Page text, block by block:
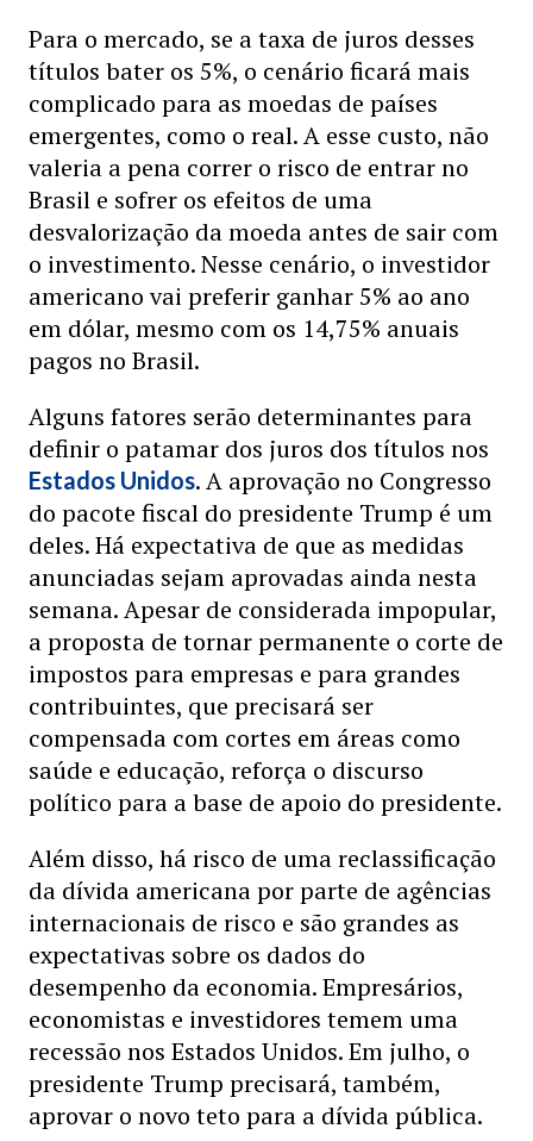
Para o mercado, se a taxa de juros desses
títulos bater os 5%, o cenário ficará mais
complicado para as moedas de países
emergentes, como o real. A esse custo, não
valeria a pena correr o risco de entrar no
Brasil e sofrer os efeitos de uma
desvalorização da moeda antes de sair com
o investimento. Nesse cenário, o investidor
americano vai preferir ganhar 5% ao ano
em dólar, mesmo com os 14,75% anuais
pagos no Brasil.
Alguns fatores serão determinantes para
definir o patamar dos juros dos títulos nos
Estados Unidos. A aprovação no Congresso
do pacote fiscal do presidente Trump é um
deles. Há expectativa de que as medidas
anunciadas sejam aprovadas ainda nesta
semana. Apesar de considerada impopular,
a proposta de tornar permanente o corte de
impostos para empresas e para grandes
contribuintes, que precisará ser
compensada com cortes em áreas como
saúde e educação, reforça o discurso
político para a base de apoio do presidente.
Além disso, há risco de uma reclassificação
da dívida americana por parte de agências
internacionais de risco e são grandes as
expectativas sobre os dados do
desempenho da economia. Empresários,
economistas e investidores temem uma
recessão nos Estados Unidos. Em julho, o
presidente Trump precisará, também,
aprovar o novo teto para a dívida pública.